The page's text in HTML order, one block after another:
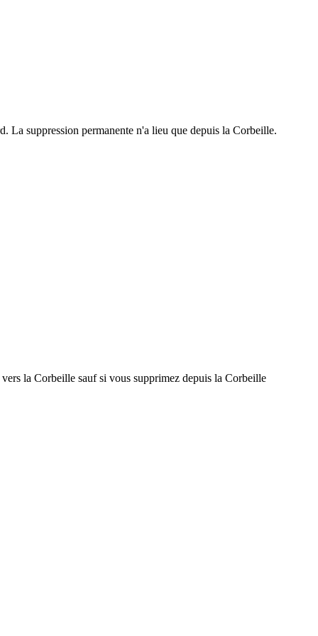
suppression permanente n'a lieu que depuis la Corbeille.
vers la Corbeille sauf si vous supprimez depuis la Corbeille